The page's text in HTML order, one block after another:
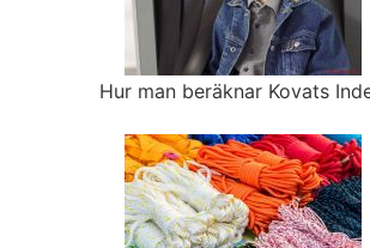
Hur man beräknar Kovats